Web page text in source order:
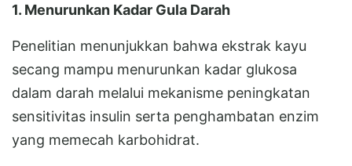
1. Menurunkan Kadar Gula Darah
Penelitian menunjukkan bahwa ekstrak kayu
secang mampu menurunkan kadar glukosa
dalam darah melalui mekanisme peningkatan
sensitivitas insulin serta penghambatan enzim
yang memecah karbohidrat.